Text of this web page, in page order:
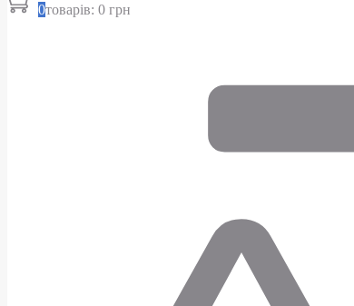
0товарів: 0 грн